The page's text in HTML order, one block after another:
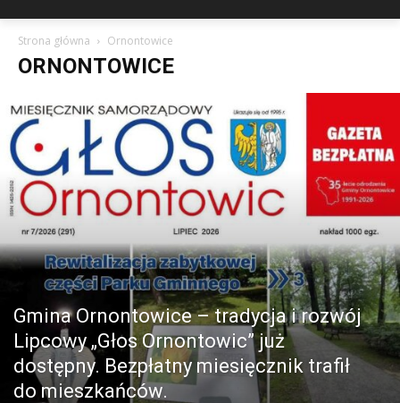
Strona główna Ornontowice
ORNONTOWICE
Gmina Ornontowice – tradycja i rozwój
Lipcowy „Głos Ornontowic” już
dostępny. Bezpłatny miesięcznik trafił
do mieszkańców.